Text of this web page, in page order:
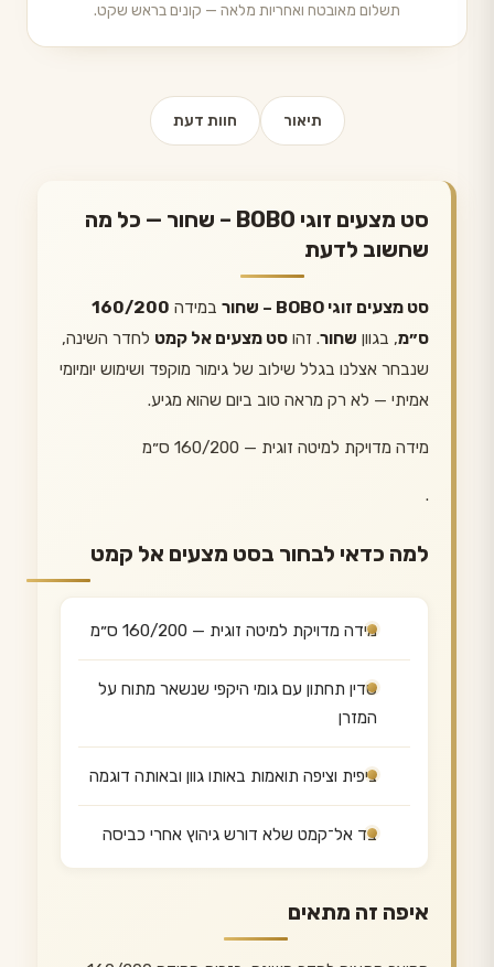
תשלום מאובטח ואחריות מלאה — קונים בראש שקט.
תיאור חוות דעת
סט מצעים זוגי BOBO – שחור — כל מה
שחשוב לדעת
סט מצעים זוגי BOBO – שחור במידה 160/200
ס״מ, בגוון שחור. זהו סט מצעים אל קמט לחדר השינה,
שנבחר אצלנו בגלל שילוב של גימור מוקפד ושימוש יומיומי
אמיתי — לא רק מראה טוב ביום שהוא מגיע.
מידה מדויקת למיטה זוגית — 160/200 ס״מ
.
למה כדאי לבחור בסט מצעים אל קמט
מידה מדויקת למיטה זוגית — 160/200 ס״מ
סדין תחתון עם גומי היקפי שנשאר מתוח על
המזרן
ציפית וציפה תואמות באותו גוון ובאותה דוגמה
בד אל־קמט שלא דורש גיהוץ אחרי כביסה
איפה זה מתאים